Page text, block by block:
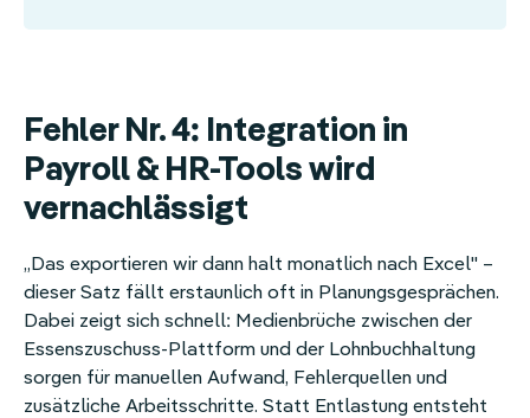
Fehler Nr. 4: Integration in
Payroll & HR-Tools wird
vernachlässigt
„Das exportieren wir dann halt monatlich nach Excel" –
dieser Satz fällt erstaunlich oft in Planungsgesprächen.
Dabei zeigt sich schnell: Medienbrüche zwischen der
Essenszuschuss-Plattform und der Lohnbuchhaltung
sorgen für manuellen Aufwand, Fehlerquellen und
zusätzliche Arbeitsschritte. Statt Entlastung entsteht